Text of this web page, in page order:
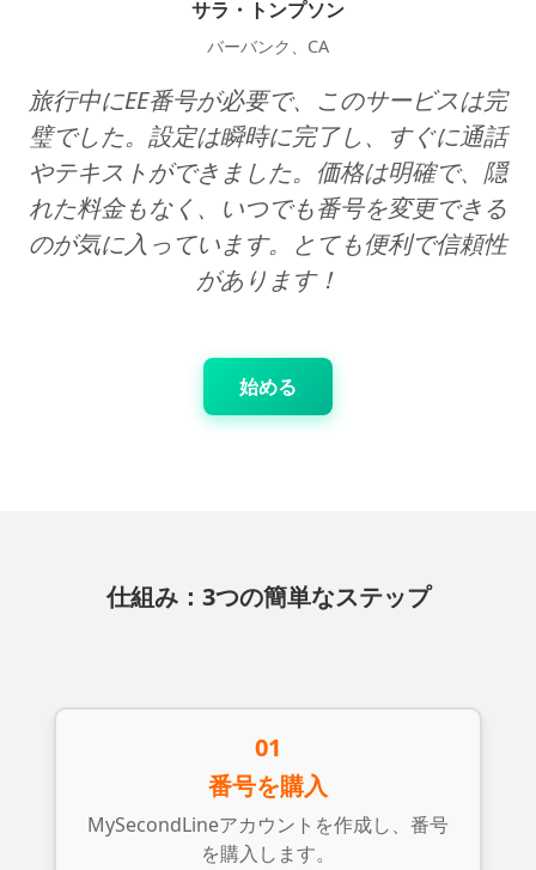
サラ・トンプソン
バーバンク、CA
旅行中にEE番号が必要で、このサービスは完
璧でした。設定は瞬時に完了し、すぐに通話
やテキストができました。価格は明確で、隠
れた料金もなく、いつでも番号を変更できる
のが気に入っています。とても便利で信頼性
があります！
始める
仕組み：3つの簡単なステップ
01
番号を購入
MySecondLineアカウントを作成し、番号
を購入します。